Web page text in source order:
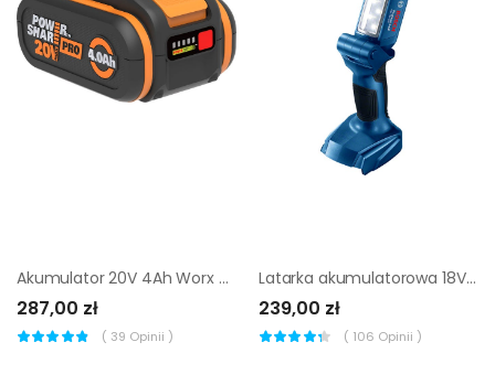
Akumulator 20V 4Ah Worx Pro WA3014
287,00 zł
( 39 Opinii )
Latarka akumulatorowa 18V 0AK GLI18V-300 BOSCH PROFESSIONAL
239,00 zł
( 106 Opinii )